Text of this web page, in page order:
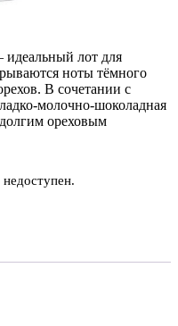
лот для
ноты тёмного
В сочетании с
молочно-шоколадная
ореховым
недоступен.